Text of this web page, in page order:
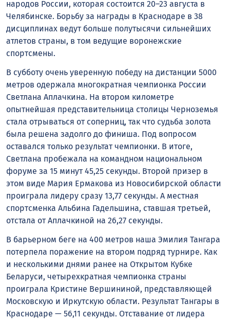
народов России, которая состоится 20–23 августа в
Челябинске. Борьбу за награды в Краснодаре в 38
дисциплинах ведут больше полутысячи сильнейших
атлетов страны, в том ведущие воронежские
спортсмены.
В субботу очень уверенную победу на дистанции 5000
метров одержала многократная чемпионка России
Светлана Аплачкина. На втором километре
опытнейшая представительница столицы Черноземья
стала отрываться от соперниц, так что судьба золота
была решена задолго до финиша. Под вопросом
оставался только результат чемпионки. В итоге,
Светлана пробежала на командном национальном
форуме за 15 минут 45,25 секунды. Второй призер в
этом виде Мария Ермакова из Новосибирской области
проиграла лидеру сразу 13,77 секунды. А местная
спортсменка Альбина Гадельшина, ставшая третьей,
отстала от Аплачкиной на 26,27 секунды.
В барьерном беге на 400 метров наша Эмилия Тангара
потерпела поражение на втором подряд турнире. Как
и несколькими днями ранее на Открытом Кубке
Беларуси, четырехкратная чемпионка страны
проиграла Кристине Вершининой, представляющей
Московскую и Иркутскую области. Результат Тангары в
Краснодаре — 56,11 секунды. Отставание от лидера